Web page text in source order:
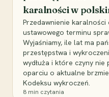
karalności w
Przedawnienie karalności
ustawowego terminu
Wyjaśniamy, ile lat ma
przestępstwa i
wydłuża i które czyny
oparciu o aktualne
Kodeksu wykroczeń.
8 min czytania